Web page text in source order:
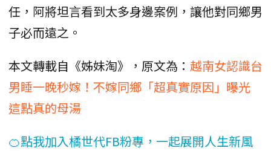
任，阿將坦言看到太多身邊案例，讓他對同鄉男
子必而遠之。
本文轉載自《姊妹淘》，原文為： 越南女認識台
男睡一晚秒嫁！不嫁同鄉「超真實原因」曝光
這點真的母湯
🍊點我加入橘世代FB粉專，一起展開人生新風